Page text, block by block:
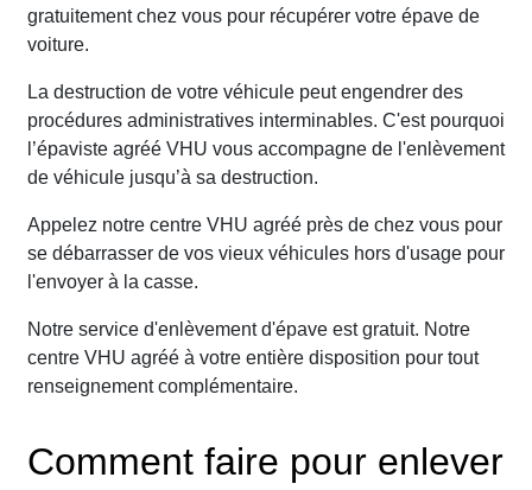
gratuitement chez vous pour récupérer votre épave de
voiture.
La destruction de votre véhicule peut engendrer des
procédures administratives interminables. C'est pourquoi
l’épaviste agréé VHU vous accompagne de l'enlèvement
de véhicule jusqu’à sa destruction.
Appelez notre centre VHU agréé près de chez vous pour
se débarrasser de vos vieux véhicules hors d'usage pour
l'envoyer à la casse.
Notre service d'enlèvement d'épave est gratuit. Notre
centre VHU agréé à votre entière disposition pour tout
renseignement complémentaire.
Comment faire pour enlever